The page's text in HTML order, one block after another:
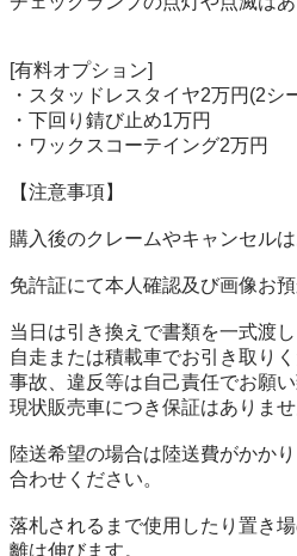
[有料オプション]
・スタッドレスタイヤ2万円(2シ
・下回り錆び止め1万円
・ワックスコーテイング2万円
【注意事項】
購入後のクレームやキャンセルは
免許証にて本人確認及び画像お預
当日は引き換えで書類を一式渡
自走または積載車でお引き取りく
事故、違反等は自己責任でお願い
現状販売車につき保証はありませ
陸送希望の場合は陸送費がかか
合わせください。
落札されるまで使用したり置き
離は伸びます。